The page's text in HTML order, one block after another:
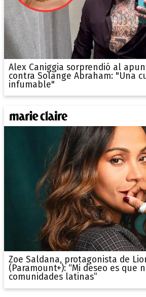
Alex Caniggia sorprendió al
contra Solange Abraham: "Una
infumable"
Zoe Saldana, protagonista de
(Paramount+): “Mi deseo es que
comunidades latinas”